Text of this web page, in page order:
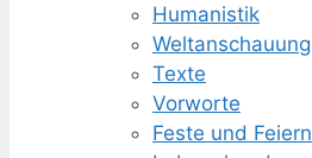
Humanistik
Weltanschauung
Texte
Vorworte
Feste und Feiern